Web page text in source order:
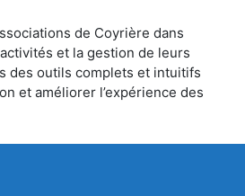
de Coyrière dans
et la gestion de leurs
des outils complets et intuitifs
et améliorer l’expérience des